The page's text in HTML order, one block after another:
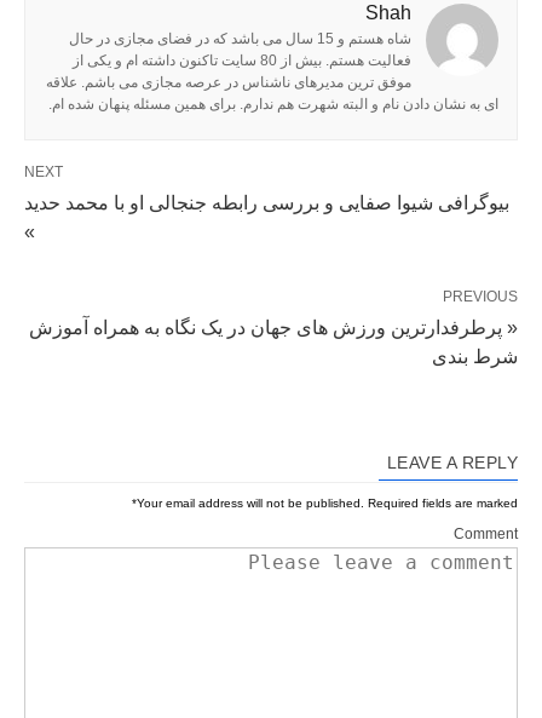
Shah
شاه هستم و 15 سال می باشد که در فضای مجازی در حال
فعالیت هستم. بیش از 80 سایت تاکنون داشته ام و یکی از
موفق ترین مدیرهای ناشناس در عرصه مجازی می باشم. علاقه
ای به نشان دادن نام و البته شهرت هم ندارم. برای همین مسئله پنهان شده ام.
NEXT
بیوگرافی شیوا صفایی و بررسی رابطه جنجالی او با محمد حدید
»
PREVIOUS
« پرطرفدارترین ورزش های جهان در یک نگاه به همراه آموزش
شرط بندی
LEAVE A REPLY
Your email address will not be published. Required fields are marked
*
Comment